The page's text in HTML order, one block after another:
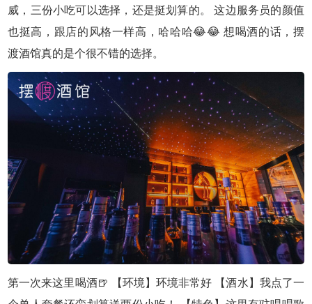
威，三份小吃可以选择，还是挺划算的。 这边服务员的颜值
也挺高，跟店的风格一样高，哈哈哈😂😂 想喝酒的话，摆
渡酒馆真的是个很不错的选择。
第一次来这里喝酒🍺 【环境】环境非常好 【酒水】我点了一